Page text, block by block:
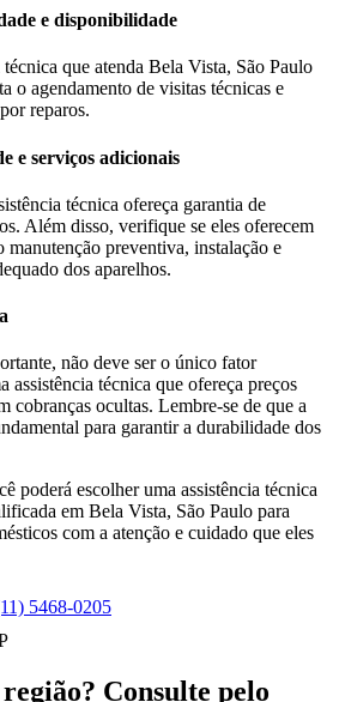
e disponibilidade
que atenda Bela Vista, São Paulo
o agendamento de visitas técnicas e
reparos.
e serviços adicionais
técnica ofereça garantia de
Além disso, verifique se eles oferecem
manutenção preventiva, instalação e
dos aparelhos.
não deve ser o único fator
assistência técnica que ofereça preços
cobranças ocultas. Lembre-se de que a
para garantir a durabilidade dos
poderá escolher uma assistência técnica
em Bela Vista, São Paulo para
com a atenção e cuidado que eles
5468-0205
Consulte pelo